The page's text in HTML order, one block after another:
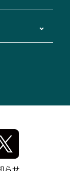
院直通バ
内）
際空港
ット